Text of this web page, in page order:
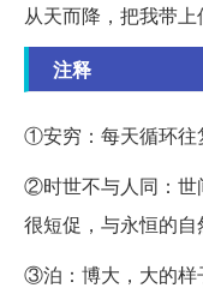
从天而降，把我带上
注释
①安穷：每天循环往
②时世不与人同：世
很短促，与永恒的自
③泊：博大，大的样